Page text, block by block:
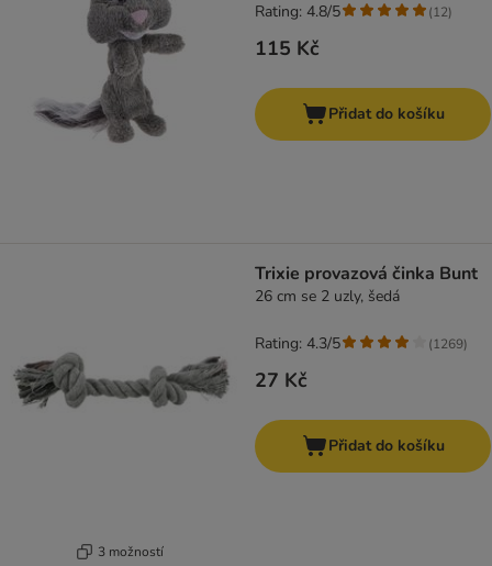
115 Kč
Rating: 4.8/5 (12)
Přidat do košíku
3 možností
Trixie provazová činka Bunt
26 cm se 2 uzly, šedá
27 Kč
Rating: 4.3/5 (1269)
Přidat do košíku